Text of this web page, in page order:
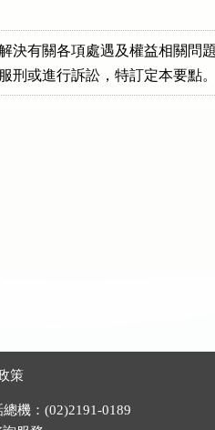
決有關各項處遇及權益相關問
刑或進行訴訟，特訂定本要點。
策
機：(02)2191-0189